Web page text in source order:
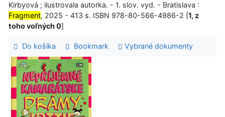
Kirbyová ; ilustrovala autorka. - 1. slov. vyd. - Bratislava :
Fragment, 2025 - 413 s. ISBN 978-80-566-4986-2 [1, z
toho voľných 0]
Do košíka Bookmark Vybrané dokumenty